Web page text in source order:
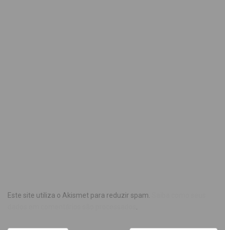
Este site utiliza o Akismet para reduzir spam.
.